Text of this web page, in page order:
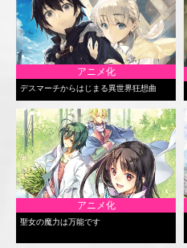
アニメ化
デスマーチからはじまる異世界狂想曲
アニメ化
聖女の魔力は万能です